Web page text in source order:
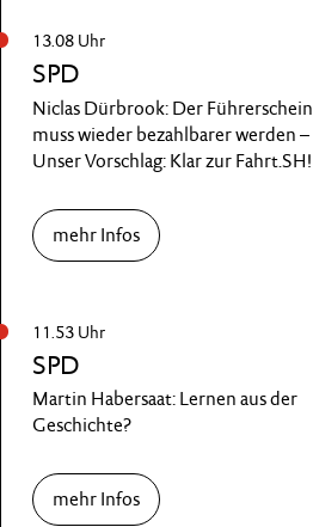
13.08 Uhr
SPD
Niclas Dürbrook: Der Führerschein
muss wieder bezahlbarer werden –
Unser Vorschlag: Klar zur Fahrt.SH!
mehr Infos
11.53 Uhr
SPD
Martin Habersaat: Lernen aus der
Geschichte?
mehr Infos